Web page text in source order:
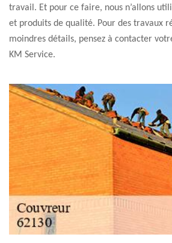
travail. Et pour ce faire, nous n’allons
et produits de qualité. Pour des travaux
moindres détails, pensez à contacter
KM Service.